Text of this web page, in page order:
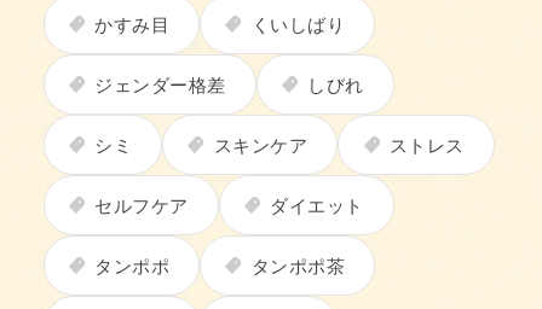
かすみ目 くいしばり
ジェンダー格差 しびれ
シミ スキンケア ストレス
セルフケア ダイエット
タンポポ タンポポ茶